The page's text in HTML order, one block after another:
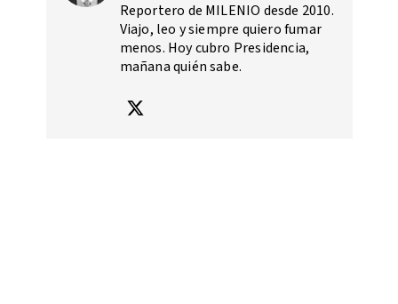
Reportero de MILENIO desde 2010.
Viajo, leo y siempre quiero fumar
menos. Hoy cubro Presidencia,
mañana quién sabe.